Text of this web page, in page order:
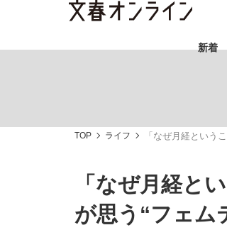
新着
TOP ライフ 「なぜ月経という
「なぜ月経と
が思う“フェム